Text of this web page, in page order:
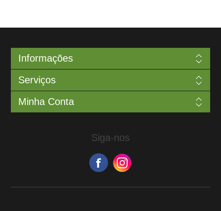
Informações
Serviços
Minha Conta
Siga-nos